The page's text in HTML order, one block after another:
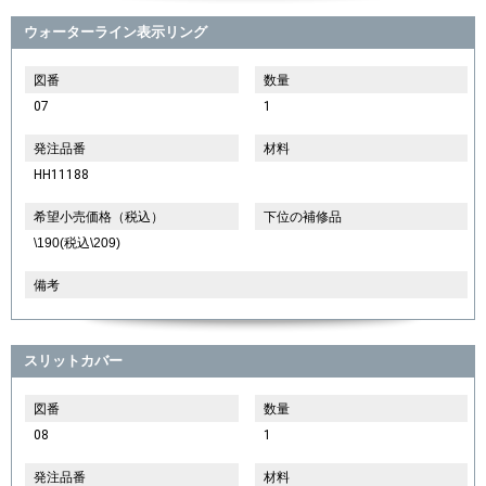
ウォーターライン表示リング
図番
07
数量
1
発注品番
HH11188
材料
希望小売価格（税込）
\190(税込\209)
下位の補修品
備考
スリットカバー
図番
08
数量
1
発注品番
材料